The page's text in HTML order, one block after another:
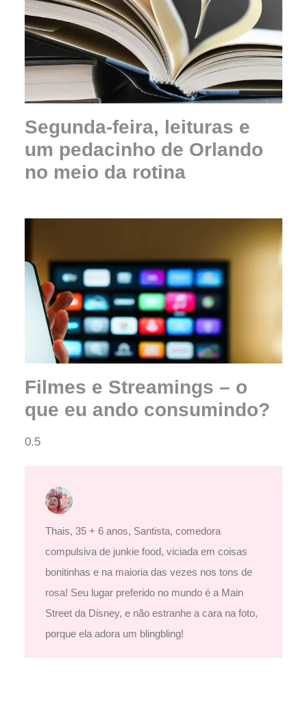
Segunda-feira, leituras e
um pedacinho de Orlando
no meio da rotina
Filmes e Streamings – o
que eu ando consumindo?
Thais, 35 + 6 anos, Santista, comedora
compulsiva de junkie food, viciada em coisas
bonitinhas e na maioria das vezes nos tons de
rosa! Seu lugar preferido no mundo é a Main
Street da Disney, e não estranhe a cara na foto,
porque ela adora um blingbling!